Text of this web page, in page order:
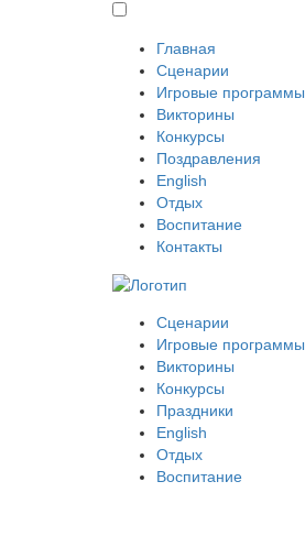
Главная
Сценарии
Игровые программы
Викторины
Конкурсы
Поздравления
English
Отдых
Воспитание
Контакты
Сценарии
Игровые программы
Викторины
Конкурсы
Праздники
English
Отдых
Воспитание